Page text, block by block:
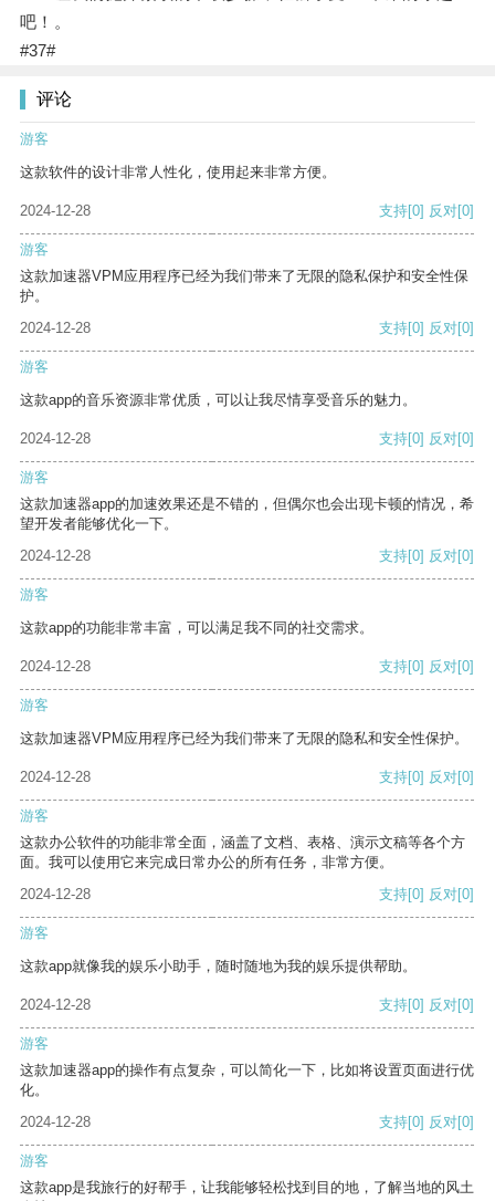
吧！。
#37#
评论
游客
这款软件的设计非常人性化，使用起来非常方便。
2024-12-28 支持[0] 反对[0]
游客
这款加速器VPM应用程序已经为我们带来了无限的隐私保护和安全性保
护。
2024-12-28
支持[0] 反对[0]
游客
这款app的音乐资源非常优质，可以让我尽情享受音乐的魅力。
2024-12-28 支持[0] 反对[0]
游客
这款加速器app的加速效果还是不错的，但偶尔也会出现卡顿的情况，希
望开发者能够优化一下。
2024-12-28
支持[0] 反对[0]
游客
这款app的功能非常丰富，可以满足我不同的社交需求。
2024-12-28 支持[0] 反对[0]
游客
这款加速器VPM应用程序已经为我们带来了无限的隐私和安全性保护。
2024-12-28 支持[0] 反对[0]
游客
这款办公软件的功能非常全面，涵盖了文档、表格、演示文稿等各个方
面。我可以使用它来完成日常办公的所有任务，非常方便。
2024-12-28
支持[0] 反对[0]
游客
这款app就像我的娱乐小助手，随时随地为我的娱乐提供帮助。
2024-12-28 支持[0] 反对[0]
游客
这款加速器app的操作有点复杂，可以简化一下，比如将设置页面进行优
化。
2024-12-28
支持[0] 反对[0]
游客
这款app是我旅行的好帮手，让我能够轻松找到目的地，了解当地的风土